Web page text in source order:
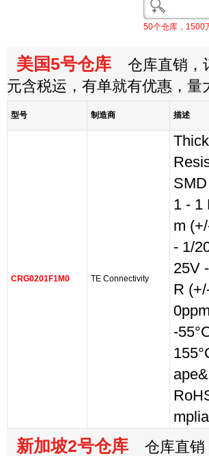
50个仓库，1500
美国5号仓库 仓库直销，
元含税运，有单就有优惠，
型号 制造商 描述
CRG0201F1M0 TE Connectivity
1 - 1
m
- 1/
25V
R
-
新加坡2号仓库 仓库直销